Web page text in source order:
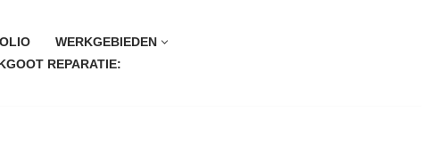
WERKGEBIEDEN
REPARATIE: